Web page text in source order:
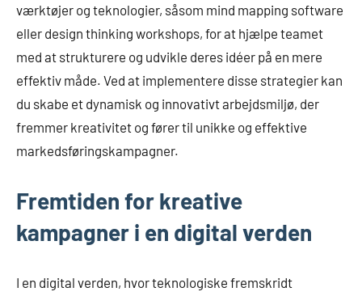
værktøjer og teknologier, såsom mind mapping software
eller design thinking workshops, for at hjælpe teamet
med at strukturere og udvikle deres idéer på en mere
effektiv måde. Ved at implementere disse strategier kan
du skabe et dynamisk og innovativt arbejdsmiljø, der
fremmer kreativitet og fører til unikke og effektive
markedsføringskampagner.
Fremtiden for kreative
kampagner i en digital verden
I en digital verden, hvor teknologiske fremskridt